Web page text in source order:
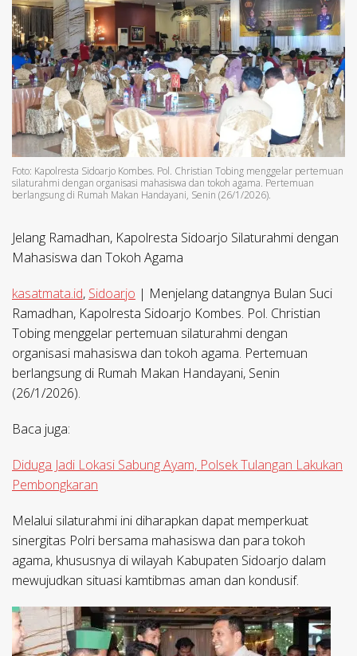
Foto: Kapolresta Sidoarjo Kombes. Pol. Christian Tobing menggelar pertemuan
silaturahmi dengan organisasi mahasiswa dan tokoh agama. Pertemuan
berlangsung di Rumah Makan Handayani, Senin (26/1/2026).
Jelang Ramadhan, Kapolresta Sidoarjo Silaturahmi dengan
Mahasiswa dan Tokoh Agama
kasatmata.id, Sidoarjo | Menjelang datangnya Bulan Suci
Ramadhan, Kapolresta Sidoarjo Kombes. Pol. Christian
Tobing menggelar pertemuan silaturahmi dengan
organisasi mahasiswa dan tokoh agama. Pertemuan
berlangsung di Rumah Makan Handayani, Senin
(26/1/2026).
Baca juga:
Diduga Jadi Lokasi Sabung Ayam, Polsek Tulangan Lakukan
Pembongkaran
Melalui silaturahmi ini diharapkan dapat memperkuat
sinergitas Polri bersama mahasiswa dan para tokoh
agama, khususnya di wilayah Kabupaten Sidoarjo dalam
mewujudkan situasi kamtibmas aman dan kondusif.